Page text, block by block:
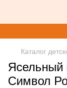
Каталог
Ясельный
Символ